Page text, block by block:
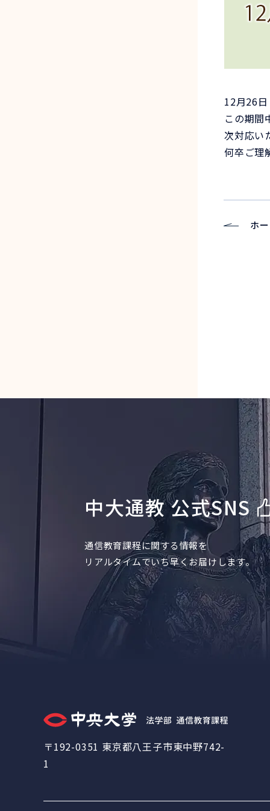
12月26
この期間
次対応い
何卒ご理
ホ
中大通教 公式SNS
通信教育課程に関する情報を
リアルタイムでいち早くお届けします。
〒192-0351 東京都八王子市東中野742-
1